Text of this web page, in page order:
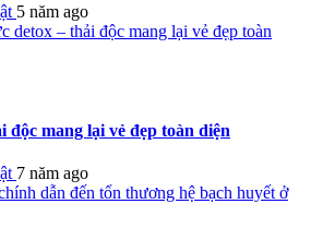
5 năm ago
detox – thải độc mang lại vẻ đẹp toàn
độc mang lại vẻ đẹp toàn diện
7 năm ago
dẫn đến tổn thương hệ bạch huyết ở